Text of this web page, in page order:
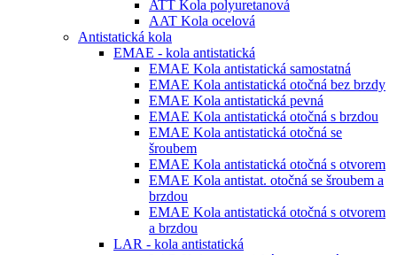
ATT Kola polyuretanová
AAT Kola ocelová
Antistatická kola
EMAE - kola antistatická
EMAE Kola antistatická samostatná
EMAE Kola antistatická otočná bez brzdy
EMAE Kola antistatická pevná
EMAE Kola antistatická otočná s brzdou
EMAE Kola antistatická otočná se
šroubem
EMAE Kola antistatická otočná s otvorem
EMAE Kola antistat. otočná se šroubem a
brzdou
EMAE Kola antistatická otočná s otvorem
a brzdou
LAR - kola antistatická